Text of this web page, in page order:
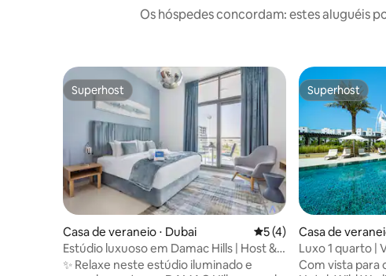
Os hóspedes concordam: estes aluguéis
Superhost
Superhost
Casa de veraneio ⋅ Dubai 5 de uma avaliação
5 (4)
Estúdio luxuoso em Damac Hills | Host &
Stay
✨ Relaxe neste estúdio iluminado e
Superhost
Superhost
Casa de
Luxo 1 quarto |
Com vista para